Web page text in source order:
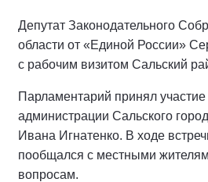
Депутат Законодательного
области от «Единой России»
с рабочим визитом Сальский
Парламентарий принял участие
администрации Сальского
Ивана Игнатенко. В ходе
пообщался с местными
вопросам.